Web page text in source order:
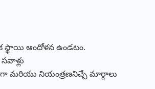
స్థాయి ఆందోళన ఉండటం.
మరియు నియంత్రణనిచ్చే మార్గాలు